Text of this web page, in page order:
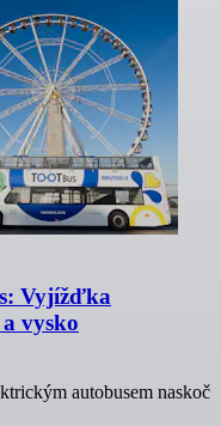
Vyjížďka
vysko
autobusem naskoč